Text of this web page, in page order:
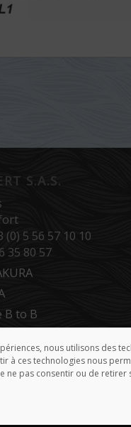
nous utilisons des
à ces technologies nous
ne pas consentir ou de
S.A.S.
5 56 57 10 10
35 80 57
B to B